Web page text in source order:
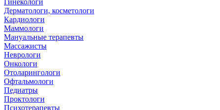
Гинекологи
Дерматологи, косметологи
Кардиологи
Маммологи
Мануальные терапевты
Массажисты
Неврологи
Онкологи
Отоларингологи
Офтальмологи
Педиатры
Проктологи
Психотерапевты